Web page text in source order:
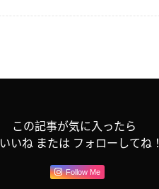
この記事が気に入ったら
いいね または フォローしてね！
Follow Me